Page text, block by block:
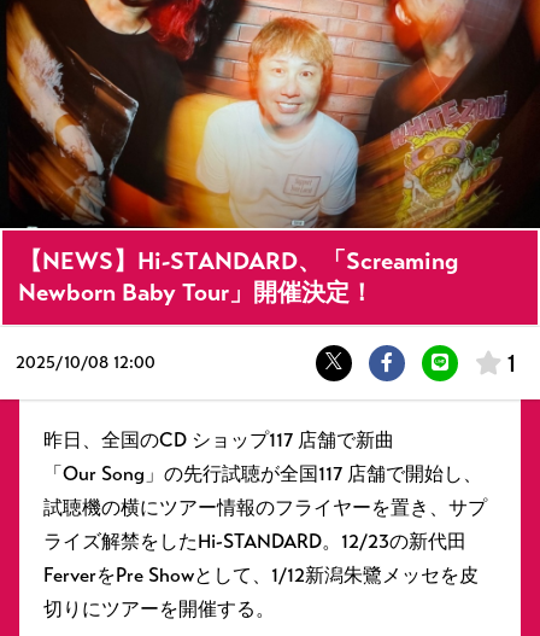
【NEWS】Hi-STANDARD、「Screaming
Newborn Baby Tour」開催決定！
2025/10/08 12:00 1
昨日、全国のCD ショップ117 店舗で新曲
「Our Song」の先行試聴が全国117 店舗で開始し、
試聴機の横にツアー情報のフライヤーを置き、サプ
ライズ解禁をしたHi-STANDARD。12/23の新代田
FerverをPre Showとして、1/12新潟朱鷺メッセを皮
切りにツアーを開催する。